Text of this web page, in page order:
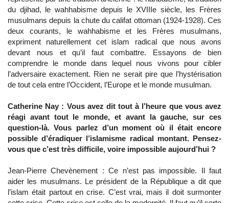
du djihad, le wahhabisme depuis le XVIIIe siècle, les Frères
musulmans depuis la chute du califat ottoman (1924-1928). Ces
deux courants, le wahhabisme et les Frères musulmans,
expriment naturellement cet islam radical que nous avons
devant nous et qu’il faut combattre. Essayons de bien
comprendre le monde dans lequel nous vivons pour cibler
l’adversaire exactement. Rien ne serait pire que l’hystérisation
de tout cela entre l’Occident, l’Europe et le monde musulman.
Catherine Nay : Vous avez dit tout à l’heure que vous avez
réagi avant tout le monde, et avant la gauche, sur ces
question-là. Vous parlez d’un moment où il était encore
possible d’éradiquer l’islamisme radical montant. Pensez-
vous que c’est très difficile, voire impossible aujourd’hui ?
Jean-Pierre Chevènement : Ce n’est pas impossible. Il faut
aider les musulmans. Le président de la République a dit que
l’islam était partout en crise. C’est vrai, mais il doit surmonter